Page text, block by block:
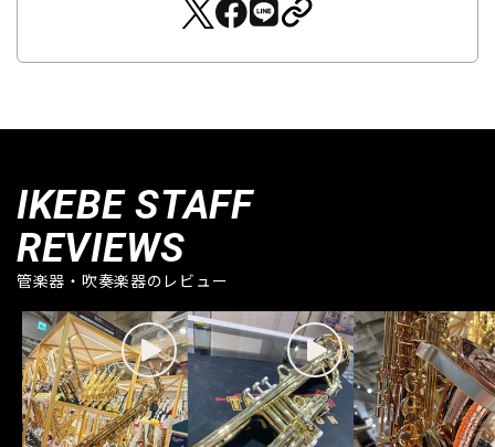
IKEBE STAFF
REVIEWS
管楽器・吹奏楽器のレビュー